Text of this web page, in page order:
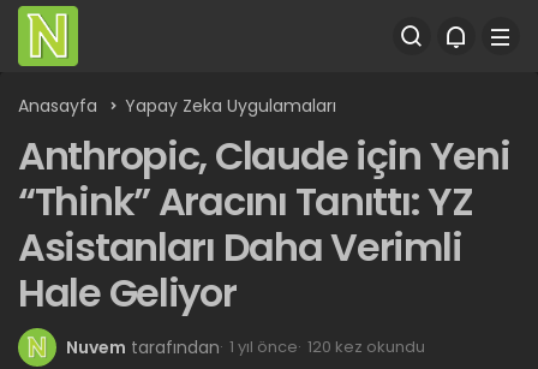
Anasayfa Yapay Zeka Uygulamaları
Anthropic, Claude için Yeni
“Think” Aracını Tanıttı: YZ
Asistanları Daha Verimli
Hale Geliyor
Nuvem tarafından 1 yıl önce 120 kez okundu